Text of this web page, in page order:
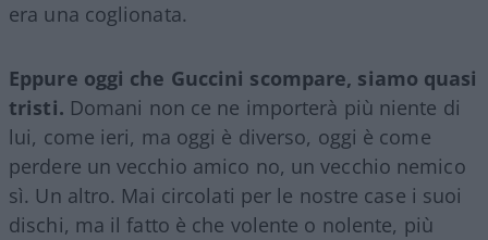
era una coglionata.
Eppure oggi che Guccini scompare, siamo quasi
tristi. Domani non ce ne importerà più niente di
lui, come ieri, ma oggi è diverso, oggi è come
perdere un vecchio amico no, un vecchio nemico
sì. Un altro. Mai circolati per le nostre case i suoi
dischi, ma il fatto è che volente o nolente, più